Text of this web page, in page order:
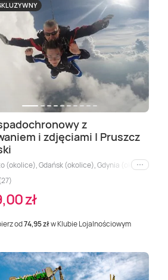
z
i zdjęciami | Pruszcz
(okolice), Gdańsk (okolice), Gdynia (okolice),
i inne
zł
od74,95 złw Klubie Lojalnościowym